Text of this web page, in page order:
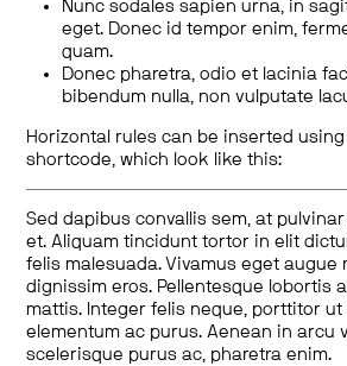
Nunc sodales sapien urna, in
eget. Donec id tempor enim,
quam.
Donec pharetra, odio et lacinia
bibendum nulla, non vulputate
Horizontal rules can be inserted using
shortcode, which look like this:
Sed dapibus convallis sem, at
et. Aliquam tincidunt tortor in elit
felis malesuada. Vivamus eget augue
dignissim eros. Pellentesque lobortis
mattis. Integer felis neque, porttitor ut
elementum ac purus. Aenean in arcu
scelerisque purus ac, pharetra enim.